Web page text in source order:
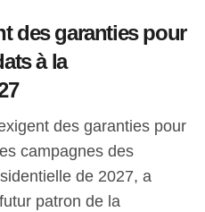
des garanties pour
à la
des garanties pour
campagnes des
de 2027, a
patron de la